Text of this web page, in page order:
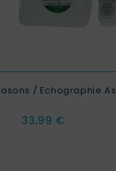
/ Echographie
Prix
33,99 €